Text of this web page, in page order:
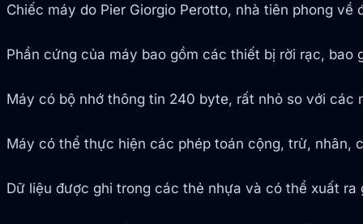
Chiếc máy do Pier Giorgio Perotto, nhà tiên phong
Phần cứng của máy bao gồm các thiết bị rời rạc,
Máy có bộ nhớ thông tin 240 byte, rất nhỏ so với
Máy có thể thực hiện các phép toán cộng, trừ, nhân,
Dữ liệu được ghi trong các thẻ nhựa và có thể xuất ra